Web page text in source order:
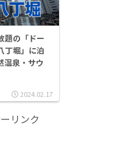
題の「ドー
丁堀」に泊
温泉・サウ
2024.02.17
リンク